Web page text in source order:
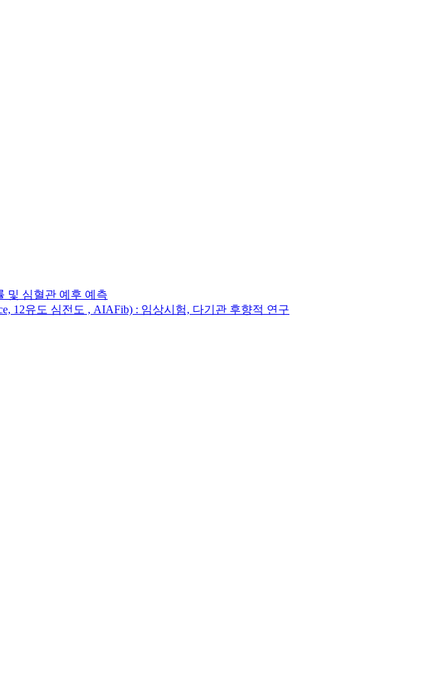
및 심혈관 예후 예측
12유도 심전도 , AIAFib) : 임상시험, 다기관 후향적 연구